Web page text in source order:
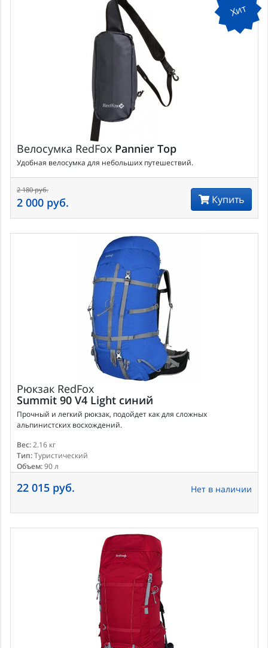
Хит
Велосумка RedFox Pannier Top
Удобная велосумка для небольших путешествий.
2 180 руб.
2 000 руб. Купить
Рюкзак RedFox
Summit 90 V4 Light синий
Прочный и легкий рюкзак, подойдет как для сложных
альпинистских восхождений.
Вес:2.16 кг
Тип:Туристический
Объем:90 л
22 015 руб. Нет в наличии